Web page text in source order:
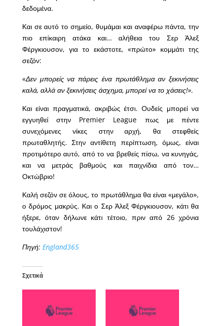
δεδομένα.
Και σε αυτό το σημείο, θυμάμαι και αναφέρω πάντα, την
πιο επίκαιρη ατάκα και… αλήθεια του Σερ Άλεξ
Φέργκιουσον, για το εκάστοτε, «πρώτο» κομμάτι της
σεζόν:
«Δεν μπορείς να πάρεις ένα πρωτάθλημα αν ξεκινήσεις
καλά, αλλά αν ξεκινήσεις άσχημα, μπορεί να το χάσεις!».
Και είναι πραγματικά, ακριβώς έτσι. Ουδείς μπορεί να
εγγυηθεί στην Premier League πως με πέντε
συνεχόμενες νίκες στην αρχή, θα στεφθείς
πρωταθλητής. Στην αντίθετη περίπτωση, όμως, είναι
προτιμότερο αυτό, από το να βρεθείς πίσω, να κυνηγάς,
και να μετράς βαθμούς και παιχνίδια από τον…
Οκτώβριο!
Καλή σεζόν σε όλους, το πρωτάθλημα θα είναι «μεγάλο»,
ο δρόμος μακρύς. Και ο Σερ Άλεξ Φέργκιουσον, κάτι θα
ήξερε, όταν δήλωνε κάτι τέτοιο, πριν από 26 χρόνια
τουλάχιστον!
Πηγή: England365
Σχετικά